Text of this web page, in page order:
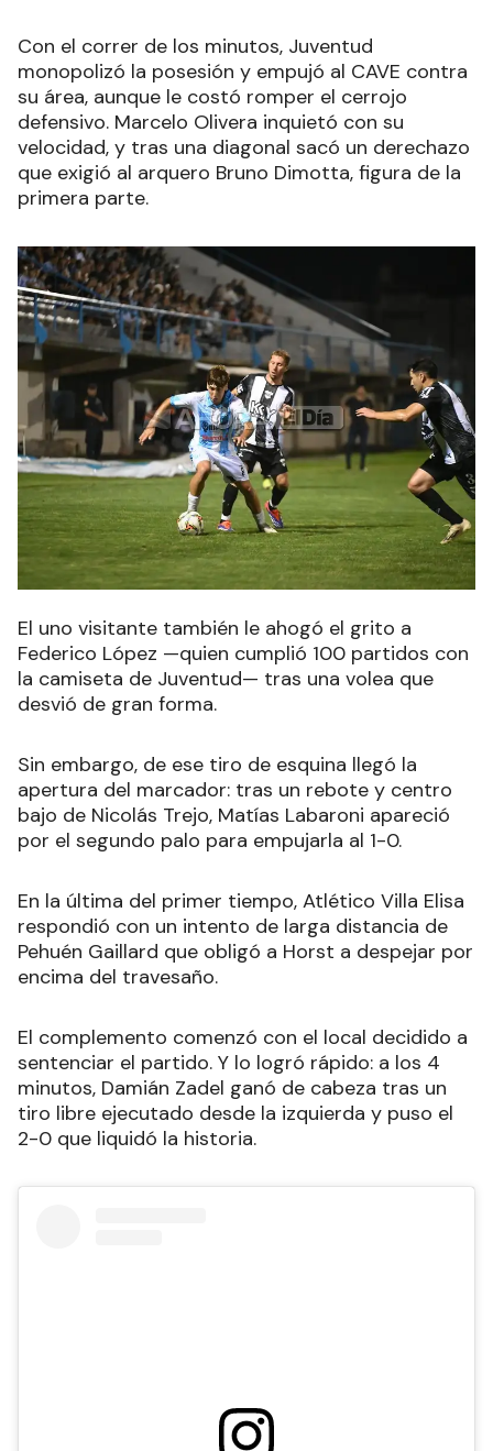
Con el correr de los minutos, Juventud
monopolizó la posesión y empujó al CAVE contra
su área, aunque le costó romper el cerrojo
defensivo. Marcelo Olivera inquietó con su
velocidad, y tras una diagonal sacó un derechazo
que exigió al arquero Bruno Dimotta, figura de la
primera parte.
El uno visitante también le ahogó el grito a
Federico López —quien cumplió 100 partidos con
la camiseta de Juventud— tras una volea que
desvió de gran forma.
Sin embargo, de ese tiro de esquina llegó la
apertura del marcador: tras un rebote y centro
bajo de Nicolás Trejo, Matías Labaroni apareció
por el segundo palo para empujarla al 1-0.
En la última del primer tiempo, Atlético Villa Elisa
respondió con un intento de larga distancia de
Pehuén Gaillard que obligó a Horst a despejar por
encima del travesaño.
El complemento comenzó con el local decidido a
sentenciar el partido. Y lo logró rápido: a los 4
minutos, Damián Zadel ganó de cabeza tras un
tiro libre ejecutado desde la izquierda y puso el
2-0 que liquidó la historia.